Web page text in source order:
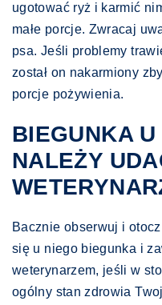
ugotować ryż i karmić
małe porcje. Zwracaj
psa. Jeśli problemy
został on nakarmiony
porcje pożywienia.
BIEGUNKA
NALEŻY
Bacznie obserwuj i
się u niego biegunka i
weterynarzem, jeśli w
ogólny stan zdrowia